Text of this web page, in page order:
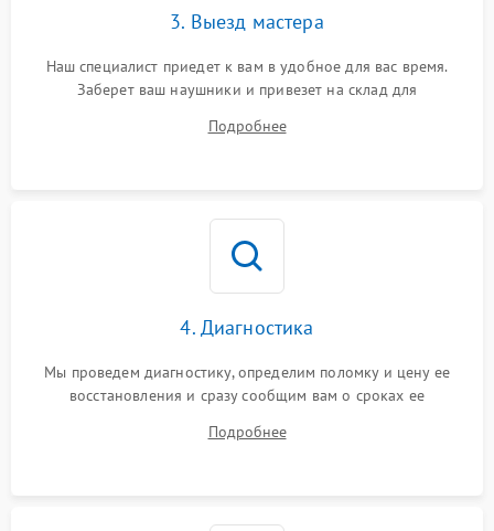
3. Выезд мастера
Наш специалист приедет к вам в удобное для вас время.
Заберет ваш наушники и привезет на склад для
Подробнее
4. Диагностика
Мы проведем диагностику, определим поломку и цену ее
восстановления и сразу сообщим вам о сроках ее
Подробнее